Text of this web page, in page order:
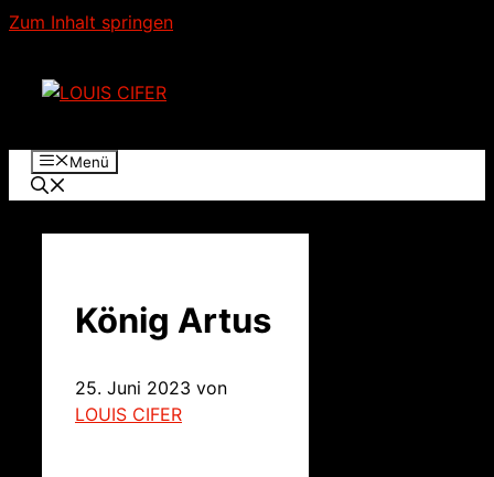
Zum Inhalt springen
Menü
König Artus
25. Juni 2023 von
LOUIS CIFER